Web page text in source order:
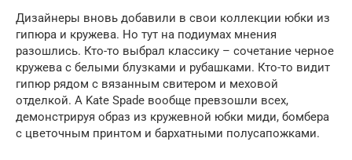
Дизайнеры вновь добавили в свои коллекции юбки из
гипюра и кружева. Но тут на подиумах мнения
разошлись. Кто-то выбрал классику – сочетание черное
кружева с белыми блузками и рубашками. Кто-то видит
гипюр рядом с вязанным свитером и меховой
отделкой. А Kate Spade вообще превзошли всех,
демонстрируя образ из кружевной юбки миди, бомбера
с цветочным принтом и бархатными полусапожками.